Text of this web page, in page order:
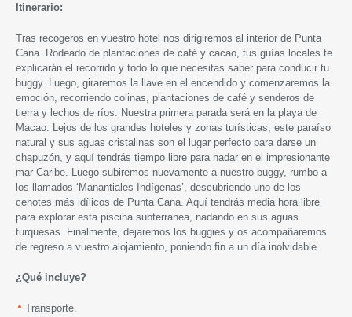
Itinerario:
Tras recogeros en vuestro hotel nos dirigiremos al interior de Punta
Cana. Rodeado de plantaciones de café y cacao, tus guías locales te
explicarán el recorrido y todo lo que necesitas saber para conducir tu
buggy. Luego, giraremos la llave en el encendido y comenzaremos la
emoción, recorriendo colinas, plantaciones de café y senderos de
tierra y lechos de ríos. Nuestra primera parada será en la playa de
Macao. Lejos de los grandes hoteles y zonas turísticas, este paraíso
natural y sus aguas cristalinas son el lugar perfecto para darse un
chapuzón, y aquí tendrás tiempo libre para nadar en el impresionante
mar Caribe. Luego subiremos nuevamente a nuestro buggy, rumbo a
los llamados ‘Manantiales Indígenas’, descubriendo uno de los
cenotes más idílicos de Punta Cana. Aquí tendrás media hora libre
para explorar esta piscina subterránea, nadando en sus aguas
turquesas. Finalmente, dejaremos los buggies y os acompañaremos
de regreso a vuestro alojamiento, poniendo fin a un día inolvidable.
¿Qué incluye?
Transporte.